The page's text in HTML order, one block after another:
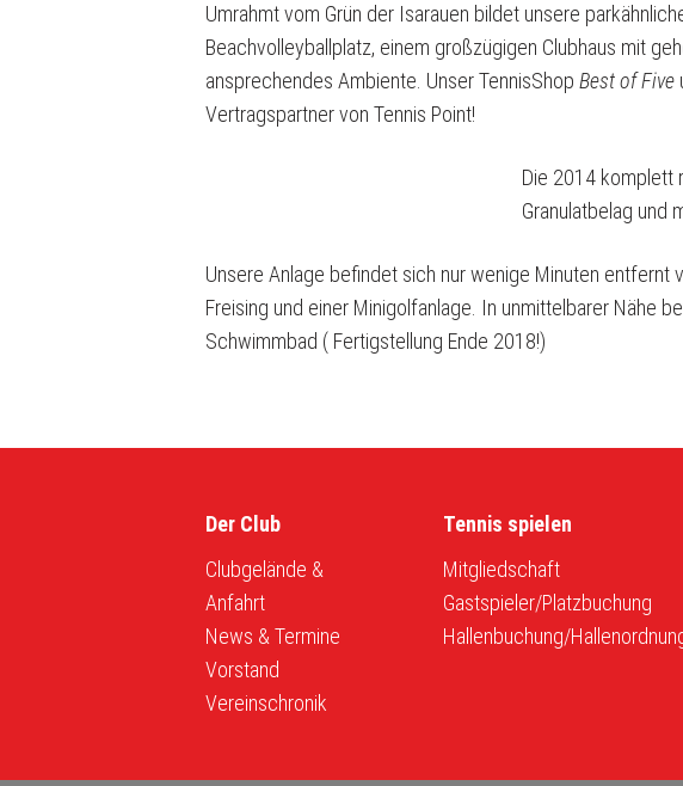
Umrahmt vom Grün der Isarauen bildet unsere
Beachvolleyballplatz, einem großzügigen Clubhaus mit
ansprechendes Ambiente. Unser TennisShop Best of Five
Vertragspartner von Tennis Point!
Die 2014 komplett
Granulatbelag und
Unsere Anlage befindet sich nur wenige Minuten
Freising und einer Minigolfanlage. In unmittelbarer Nähe
Schwimmbad ( Fertigstellung Ende 2018!)
Der Club
Clubgelände &
Anfahrt
News & Termine
Vorstand
Vereinschronik
Tennis spielen
Mitgliedschaft
Gastspieler/Platzbuchung
Hallenbuchung/